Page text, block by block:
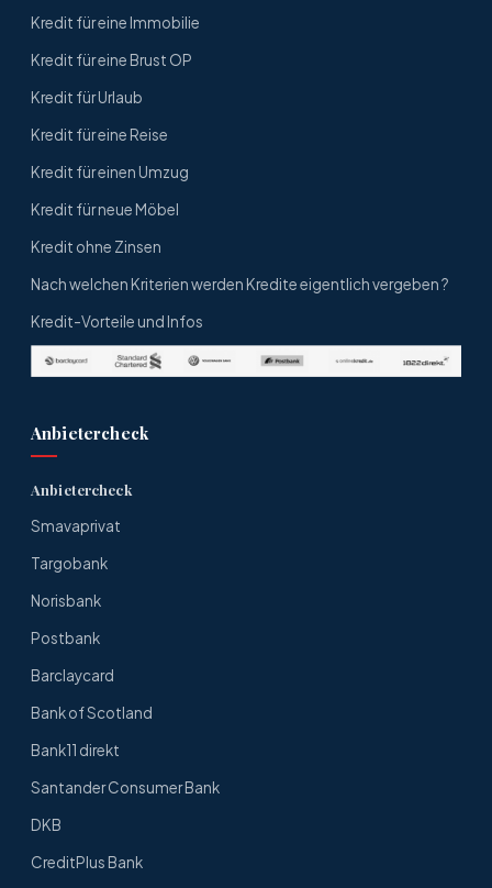
Kredit für eine Immobilie
Kredit für eine Brust OP
Kredit für Urlaub
Kredit für eine Reise
Kredit für einen Umzug
Kredit für neue Möbel
Kredit ohne Zinsen
Nach welchen Kriterien werden Kredite eigentlich vergeben ?
Kredit-Vorteile und Infos
Anbietercheck
Anbietercheck
Smavaprivat
Targobank
Norisbank
Postbank
Barclaycard
Bank of Scotland
Bank11 direkt
Santander Consumer Bank
DKB
CreditPlus Bank